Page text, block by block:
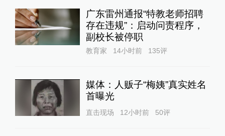
广东雷州通报“特教老师招聘
存在违规”：启动问责程序，
副校长被停职
教育家 14小时前 135评
媒体：人贩子“梅姨”真实姓名
首曝光
直击现场 12小时前 50评